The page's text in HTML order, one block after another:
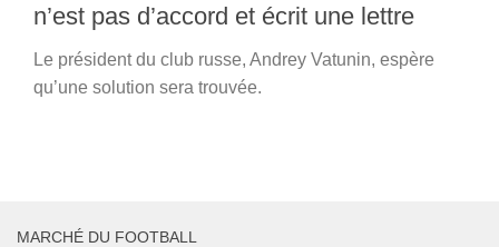
n’est pas d’accord et écrit une lettre
Le président du club russe, Andrey Vatunin, espère
qu’une solution sera trouvée.
MARCHÉ DU FOOTBALL